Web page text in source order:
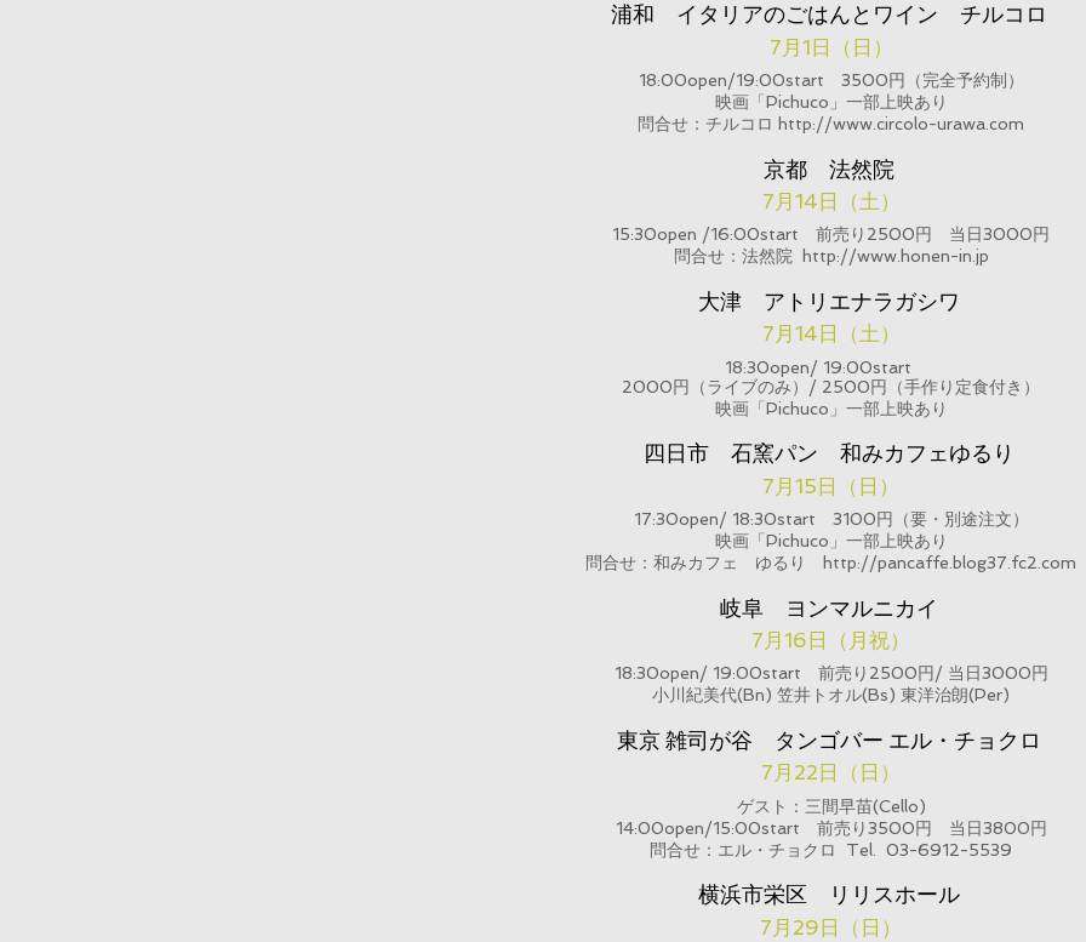
浦和 イタリアのごはんとワイン チルコロ
7月1日（日）
18:00open/19:00start 3500円（完全予約制）
映画「Pichuco」一部上映あり
​問合せ：チルコロ http://www.circolo-urawa.com
京都 法然院
7月14日（土）
15:30open /16:00start 前売り2500円 当日3000円
​問合せ：法然院 http://www.honen-in.jp
大津 アトリエナラガシワ
7月14日（土）
18:30open/ 19:00start
2000円（ライブのみ）/ 2500円（手作り定食付き）
映画「 Pichuco」一部上映あり
四日市 石窯パン 和みカフェゆるり
7月15日（日）
17:30open/ 18:30start 3100円（要・別途注文）
映画「Pichuco」一部上映あり
問合せ：和みカフェ ゆるり http://pancaffe.blog37.fc2.com
岐阜 ヨンマルニカイ
7月16日（月祝）
18:30open/ 19:00start 前売り2500円/ 当日3000円
小川紀美代(Bn) 笠井トオル(Bs) 東洋治朗(Per)
東京 雑司が谷 タンゴバー エル・チョクロ
7月22日（日）
ゲスト：三間早苗(Cello)
14:00open/15:00start 前売り3500円 当日3800円
​問合せ：エル・チョクロ Tel. 03-6912-5539
横浜市栄区 リリスホール
7月29日（日）